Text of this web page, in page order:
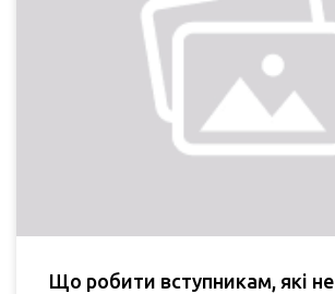
Що робити вступникам, які